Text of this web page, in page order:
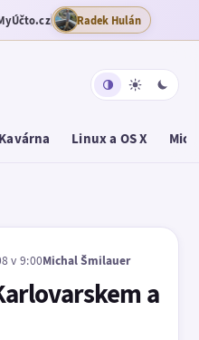
Radek Hulán
Kavárna Linux a OS X
v 9:00Michal Šmilauer
a